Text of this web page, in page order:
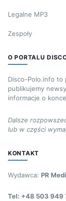
Legalne MP3
Zespoły
O PORTALU
Disco-Polo.info to
publikujemy
informacje o
Dalsze
lub w części
KONTAKT
Wydawca: PR
Tel: +48 503 949